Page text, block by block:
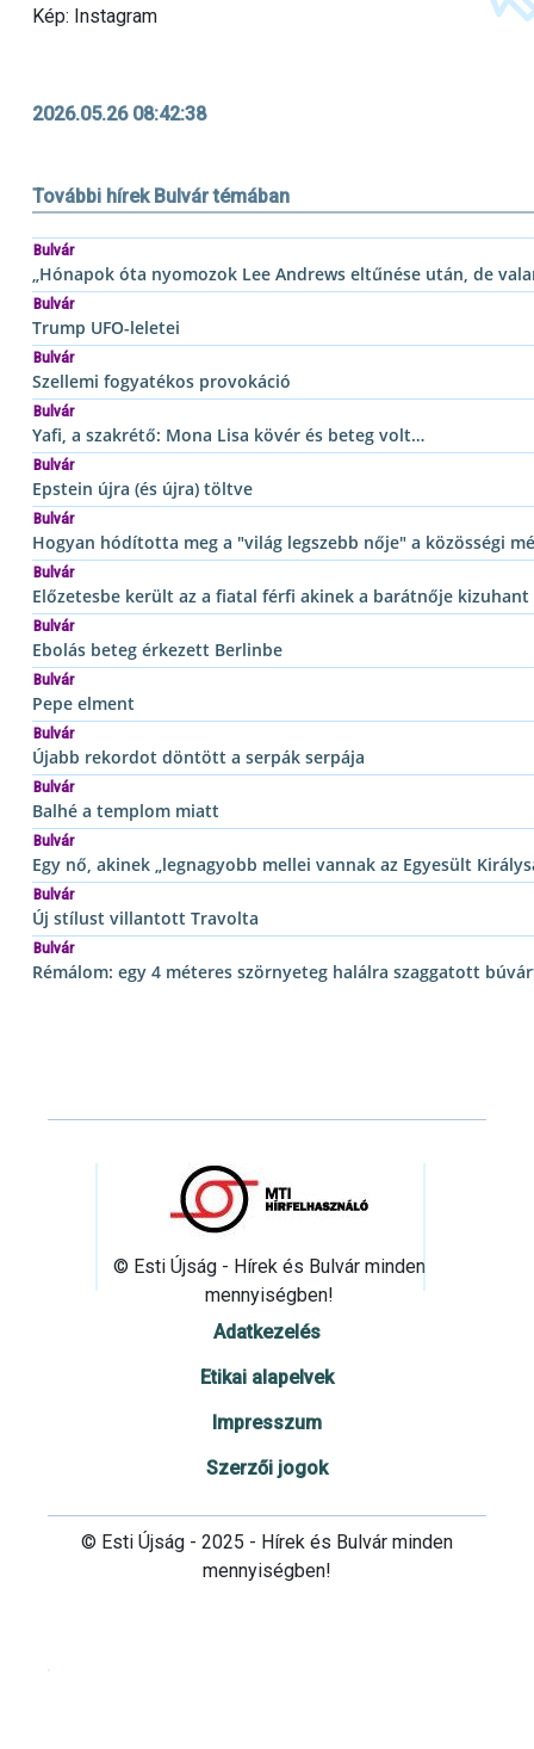
Kép: Instagram
2026.05.26 08:42:38
További hírek Bulvár témában
Bulvár
„Hónapok óta nyomozok Lee Andrews eltűnése után, de
Bulvár
Trump UFO-leletei
Bulvár
Szellemi fogyatékos provokáció
Bulvár
Yafi, a szakrétő: Mona Lisa kövér és beteg volt…
Bulvár
Epstein újra (és újra) töltve
Bulvár
Hogyan hódította meg a "világ legszebb nője" a közösségi
Bulvár
Előzetesbe került az a fiatal férfi akinek a barátnője
Bulvár
Ebolás beteg érkezett Berlinbe
Bulvár
Pepe elment
Bulvár
Újabb rekordot döntött a serpák serpája
Bulvár
Balhé a templom miatt
Bulvár
Egy nő, akinek „legnagyobb mellei vannak az Egyesült
Bulvár
Új stílust villantott Travolta
Bulvár
Rémálom: egy 4 méteres szörnyeteg halálra szaggatott
© Esti Újság - Hírek és Bulvár minden
mennyiségben!
Adatkezelés
Etikai alapelvek
Impresszum
Szerzői jogok
© Esti Újság - 2025 - Hírek és Bulvár minden
mennyiségben!